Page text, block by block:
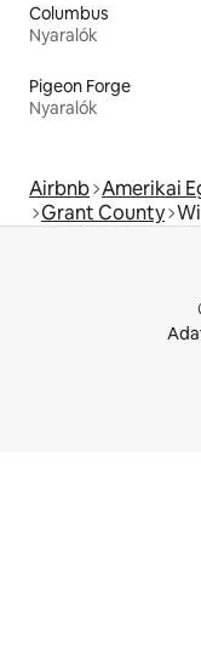
Columbus
Nyaralók
Pigeon Forge
Nyaralók
Airbnb Amerikai
Grant County